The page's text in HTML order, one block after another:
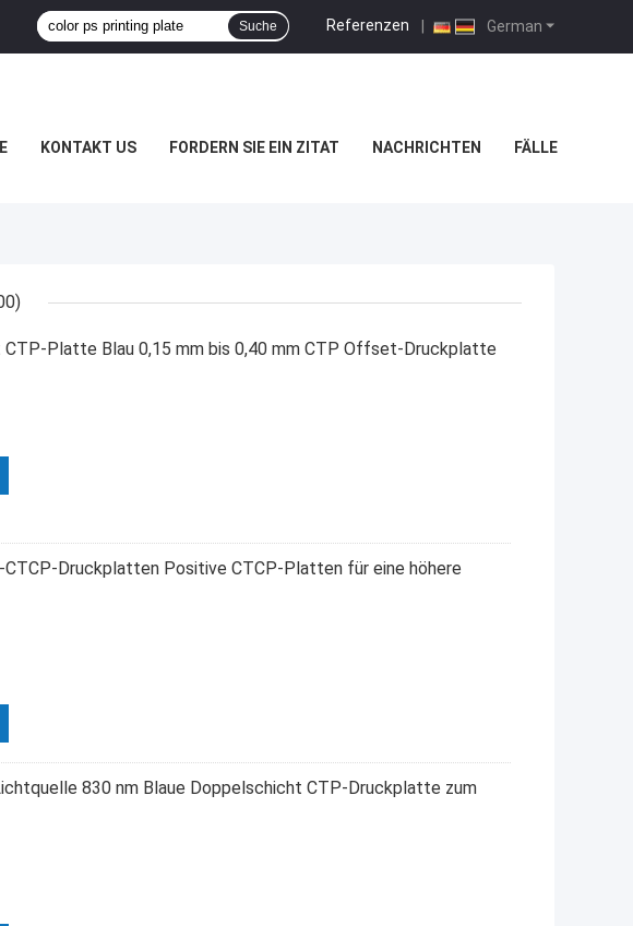
German
Referenzen |
Suche
KONTAKT US FORDERN SIE EIN ZITAT NACHRICHTEN FÄLLE
CTP-Platte Blau 0,15 mm bis 0,40 mm CTP Offset-Druckplatte
CTCP-Druckplatten Positive CTCP-Platten für eine höhere
830 nm Blaue Doppelschicht CTP-Druckplatte zum